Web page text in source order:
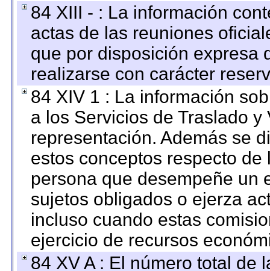
84 XIII - : La información
actas de las reuniones
que por disposición expresa
realizarse con carácter
84 XIV 1 : La información
a los Servicios de Traslado
representación. Además se
estos conceptos respecto
persona que desempeñe un
sujetos obligados o ejerza
incluso cuando estas
ejercicio de recursos
84 XV A : El número total de